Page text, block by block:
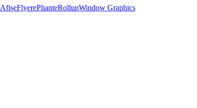
AfișeFlyerePlianteRollupWindow Graphics